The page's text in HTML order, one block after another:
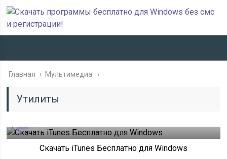
Главная › Мультимедиа
Утилиты
Скачать iTunes Бесплатно для Windows